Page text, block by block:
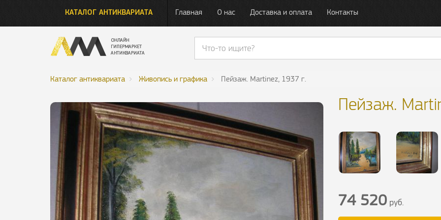
КАТАЛОГ АНТИКВАРИАТА Главная О нас Доставка и оплата Контакты
Каталог антиквариата Живопись и графика Пейзаж. Martinez, 1937 г.
Пейзаж.
74 520 руб.